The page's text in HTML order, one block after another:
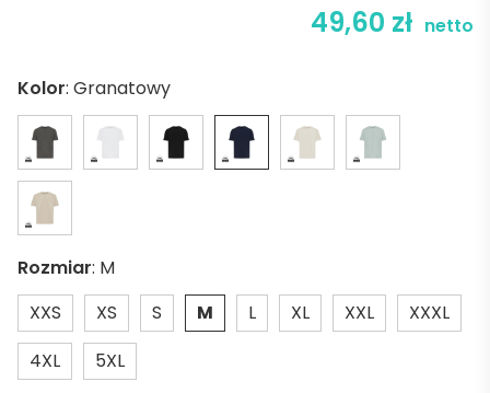
49,60 zł netto
Kolor: Granatowy
Rozmiar: M
XXS
XS S M L XL XXL
XXXL
4XL
5XL